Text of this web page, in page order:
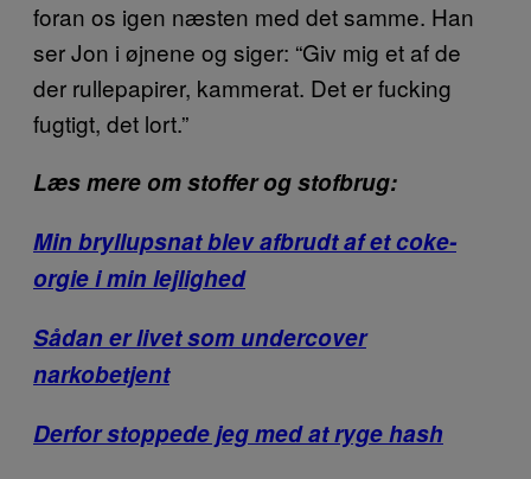
foran os igen næsten med det samme. Han
ser Jon i øjnene og siger: “Giv mig et af de
der rullepapirer, kammerat. Det er fucking
fugtigt, det lort.”
Læs mere om stoffer og stofbrug:
Min bryllupsnat blev afbrudt af et coke-
orgie i min lejlighed
Sådan er livet som undercover
narkobetjent
Derfor stoppede jeg med at ryge hash